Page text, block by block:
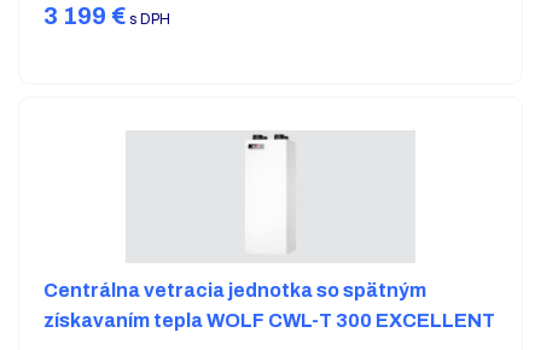
3 199 € s DPH
Centrálna vetracia jednotka so spätným
získavaním tepla WOLF CWL-T 300 EXCELLENT